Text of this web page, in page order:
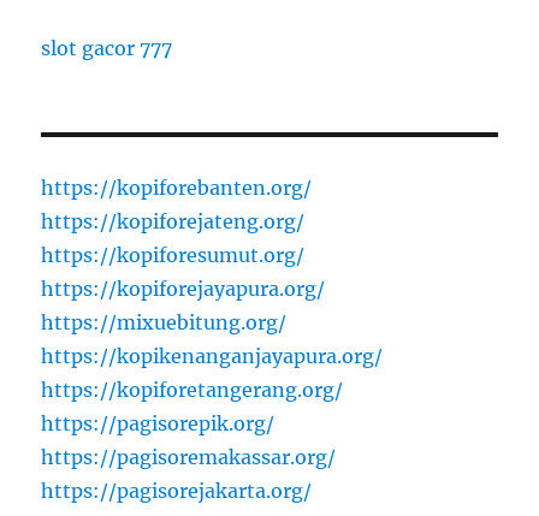
slot gacor 777
https://kopiforebanten.org/
https://kopiforejateng.org/
https://kopiforesumut.org/
https://kopiforejayapura.org/
https://mixuebitung.org/
https://kopikenanganjayapura.org/
https://kopiforetangerang.org/
https://pagisorepik.org/
https://pagisoremakassar.org/
https://pagisorejakarta.org/